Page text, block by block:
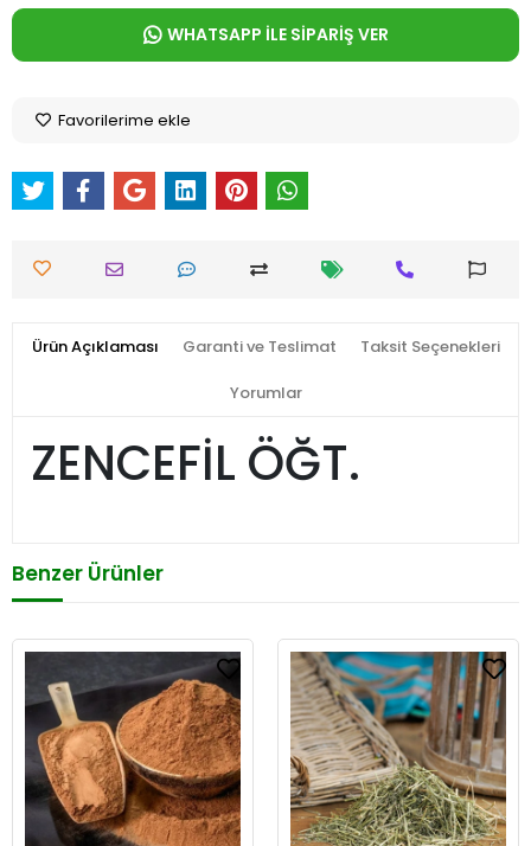
WHATSAPP İLE SİPARİŞ VER
Favorilerime ekle
Ürün Açıklaması Garanti ve Teslimat Taksit Seçenekleri
Yorumlar
ZENCEFİL ÖĞT.
Benzer Ürünler